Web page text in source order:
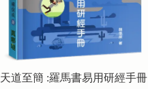
天道至簡 :羅馬書易用研經手冊